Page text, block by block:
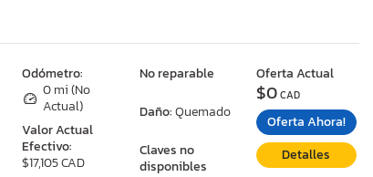
Odómetro:
0 mi (No
Actual)
Valor Actual
Efectivo:
$17,105 CAD
No reparable
Daño:Quemado
Claves no
disponibles
Oferta Actual
$0CAD
Oferta Ahora!
Detalles